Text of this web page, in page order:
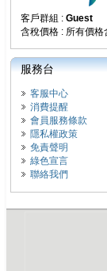
客戶群組 : Guest
含稅價格 : 所有價格
服務台
客服中心
消費提醒
會員服務條款
隱私權政策
免責聲明
綠色宣言
聯絡我們